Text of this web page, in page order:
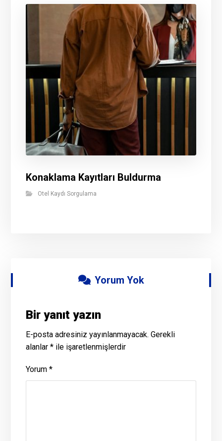
Konaklama Kayıtları Buldurma
Otel Kaydı Sorgulama
Yorum Yok
Bir yanıt yazın
E-posta adresiniz yayınlanmayacak. Gerekli
alanlar* ile işaretlenmişlerdir
Yorum*